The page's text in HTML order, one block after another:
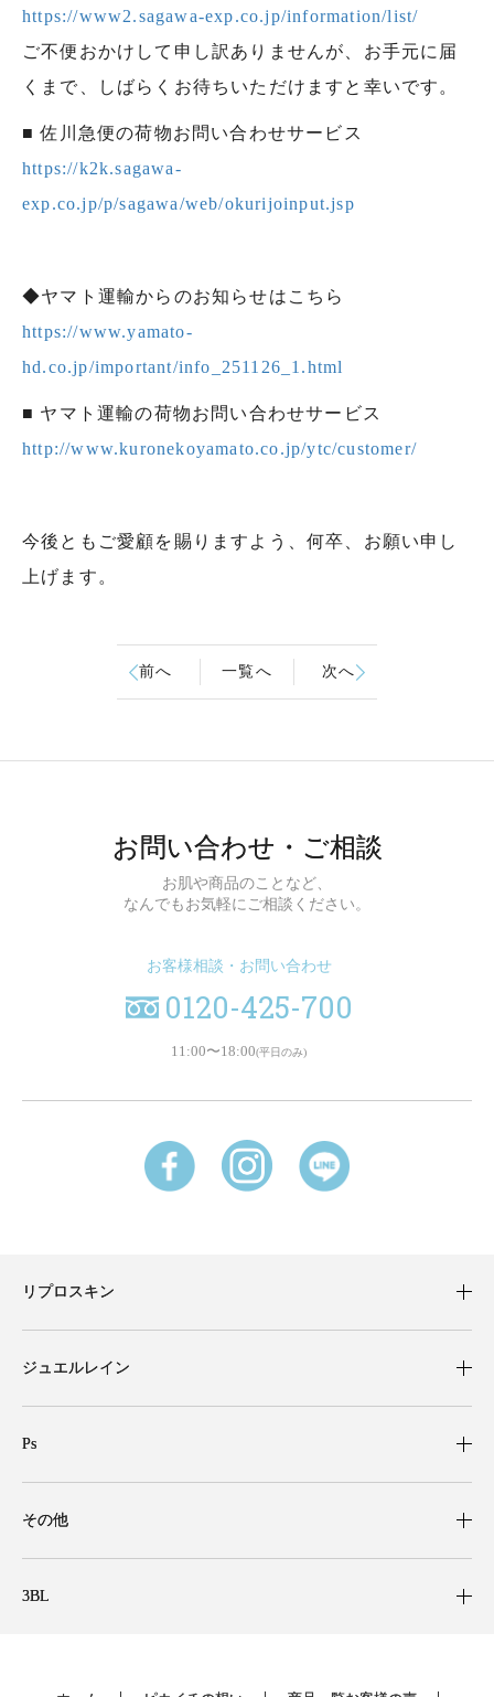
https://www2.sagawa-exp.co.jp/information/list/
ご不便おかけして申し訳ありませんが、お手元に届
くまで、しばらくお待ちいただけますと幸いです。
■ 佐川急便の荷物お問い合わせサービス
https://k2k.sagawa-
exp.co.jp/p/sagawa/web/okurijoinput.jsp
◆ヤマト運輸からのお知らせはこちら
https://www.yamato-
hd.co.jp/important/info_251126_1.html
■ ヤマト運輸の荷物お問い合わせサービス
http://www.kuronekoyamato.co.jp/ytc/customer/
今後ともご愛顧を賜りますよう、何卒、お願い申し
上げます。
前へ 一覧へ 次へ
お問い合わせ・ご相談
お肌や商品のことなど、
なんでもお気軽にご相談ください。
お客様相談・お問い合わせ
0120-425-700
11:00〜18:00(平日のみ)
リプロスキン
ジュエルレイン
Ps
その他
3BL